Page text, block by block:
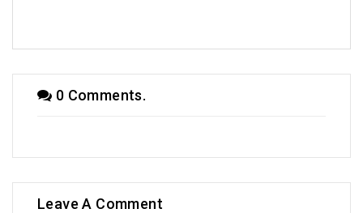
0 Comments.
Leave A Comment